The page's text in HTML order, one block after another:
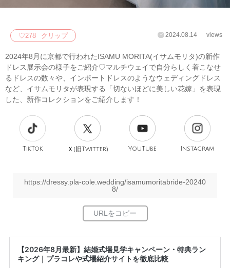
♡278 クリップ 2024.08.14 views
2024年8月に京都で行われたISAMU MORITA(イサムモリタ)の新作
ドレス展示会の様子をご紹介♡マルチウェイで自分らしく着こなせ
るドレスの数々や、インポートドレスのようなウェディングドレス
など、イサムモリタが表現する「切ないほどに美しい花嫁」を表現
した、新作コレクションをご紹介します！
TikTok Ｘ(旧Twitter) YouTube Instagram
https://dressy.pla-cole.wedding/isamumoritabride-20240
8/
【2026年8月最新】結婚式場見学キャンペーン・特典ラン
キング｜プラコレや式場紹介サイトを徹底比較